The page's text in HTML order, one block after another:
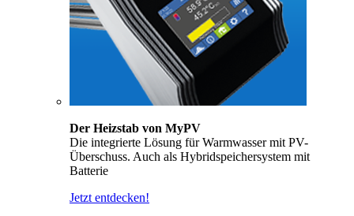
Der Heizstab von MyPV
Die integrierte Lösung für Warmwasser mit PV-
Überschuss. Auch als Hybridspeichersystem mit
Batterie
Jetzt entdecken!